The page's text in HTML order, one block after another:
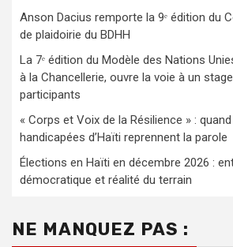
Anson Dacius remporte la 9ᵉ édition du
de plaidoirie du BDHH
La 7ᵉ édition du Modèle des Nations
à la Chancellerie, ouvre la voie à un
participants
« Corps et Voix de la Résilience » :
handicapées d’Haïti reprennent la parole
Élections en Haïti en décembre 2026 :
démocratique et réalité du terrain
NE MANQUEZ PAS :